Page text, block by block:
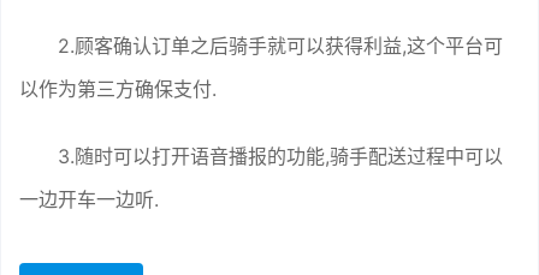
2.顾客确认订单之后骑手就可以获得利益,这个平台可
以作为第三方确保支付.
3.随时可以打开语音播报的功能,骑手配送过程中可以
一边开车一边听.